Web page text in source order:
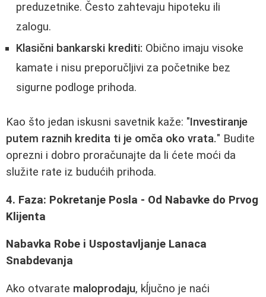
preduzetnike. Često zahtevaju hipoteku ili
zalogu.
Klasični bankarski krediti: Obično imaju visoke
kamate i nisu preporučljivi za početnike bez
sigurne podloge prihoda.
Kao što jedan iskusni savetnik kaže: "Investiranje
putem raznih kredita ti je omča oko vrata." Budite
oprezni i dobro proračunajte da li ćete moći da
služite rate iz budućih prihoda.
4. Faza: Pokretanje Posla - Od Nabavke do Prvog
Klijenta
Nabavka Robe i Uspostavljanje Lanaca
Snabdevanja
Ako otvarate maloprodaju, kĺjučno je naći